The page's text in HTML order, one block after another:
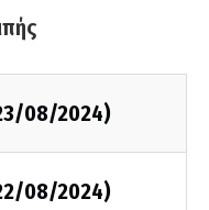
08/2024)
08/2024)